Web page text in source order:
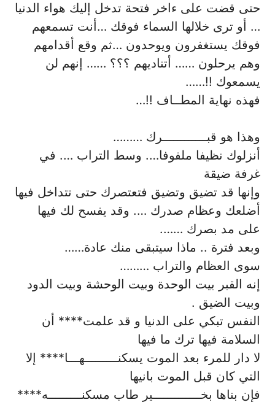
حتى قضت على ءاخر فتحة تدخل إليك هواء الدنيا
… أو ترى خلالها السماء فوقك …أنت تسمعهم
فوقك يستغفرون ويوحدون …ثم وقع أقدامهم
وهم يرحلون …… أتناديهم ؟؟؟ …… إنهم لن
يسمعوك !!……
فهذه نهاية المطــاف !!…
وهذا هو قبــــــــــــرك ………
أنزلوك نظيفا ملفوفا…. وسط التراب …. في
غرفة ضيقة
وإنها قد تضيق وتضيق فتعتصرك حتى تتداخل فيها
أضلعك وعظام صدرك …. وقد يفسح لك فيها
على مد بصرك …….
وبعد فترة .. ماذا سيتبقى منك عادة……
سوى العظام والتراب ………
إنه القبر بيت الوحدة وبيت الوحشة وبيت الدود
وبيت الضيق .
النفس تبكي على الدنيا و قد علمت**** أن
السلامة فيها ترك ما فيها
لا دار للمرء بعد الموت يسكنـــــــــهـــا**** إلا
التي كان قبل الموت بانيها
فإن بناها بخـــــــــــــير طاب مسكنـــــــــه****